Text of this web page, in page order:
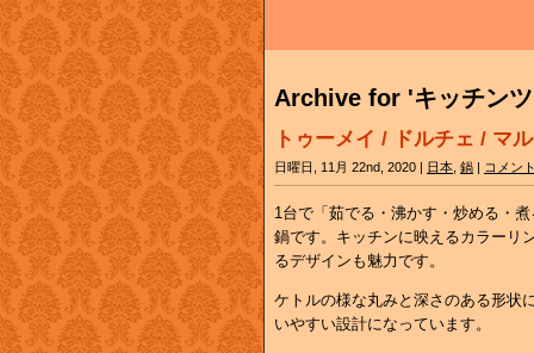
Archive for 'キッチン
トゥーメイ / ドルチェ / マ
日曜日, 11月 22nd, 2020 | 日本 鍋 コメン
1台で「茹でる・沸かす・炒める・
鍋です。キッチンに映えるカラーリ
るデザインも魅力です。
ケトルの様な丸みと深さのある形状
いやすい設計になっています。